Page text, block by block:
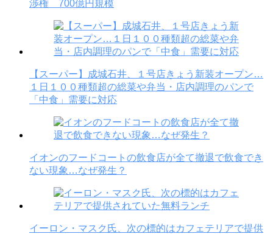
渉権 700億円規模
【スーパー】成城石井、１号店きょう新装オープン…
１日１００種類超の総菜や弁当・店内調理のパンで
「中食」需要に対応
イオンのフードコートの飲食店が全て撤退で飲食でき
ない現象…なぜ発生？
イーロン・マスク氏、次の標的はカフェテリアで提供